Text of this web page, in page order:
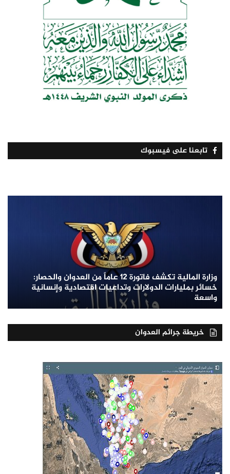
تابعنا على فيسبوك
وزارة المالية تكشف فاتورة 12 عاماً من العدوان والحصار:
خسائر بمليارات الدولارات وتداعيات اقتصادية وإنسانية
واسعة
خريطة جرائم العدوان